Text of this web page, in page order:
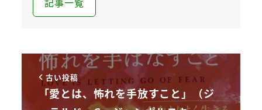
古い投稿
「愛とは、怖れを手放すこと」（ジ